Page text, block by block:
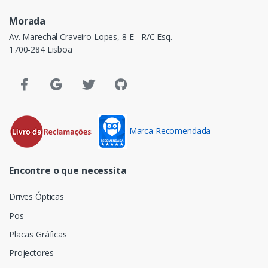
Morada
Av. Marechal Craveiro Lopes, 8 E - R/C Esq.
1700-284 Lisboa
Marca Recomendada
Encontre o que necessita
Drives Ópticas
Pos
Placas Gráficas
Projectores